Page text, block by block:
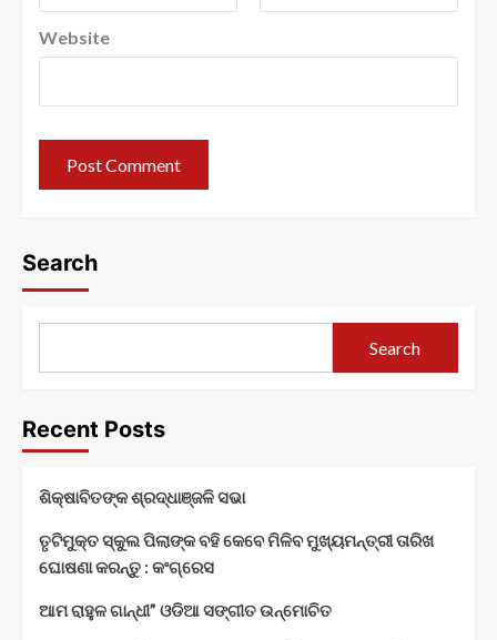
Website
Search
Search
Recent Posts
ଶିକ୍ଷାବିତଙ୍କ ଶ୍ରଦ୍ଧାଞ୍ଜଳି ସଭା
ତୃଟିମୁକ୍ତ ସ୍କୁଲ ପିଲାଙ୍କ ବହି କେବେ ମିଳିବ ମୁଖ୍ୟମନ୍ତ୍ରୀ ତାରିଖ
ଘୋଷଣା କରନ୍ତୁ : କଂଗ୍ରେସ
ଆମ ରାହୁଳ ଗାନ୍ଧୀ” ଓଡିଆ ସଙ୍ଗୀତ ଉନ୍ମୋଚିତ